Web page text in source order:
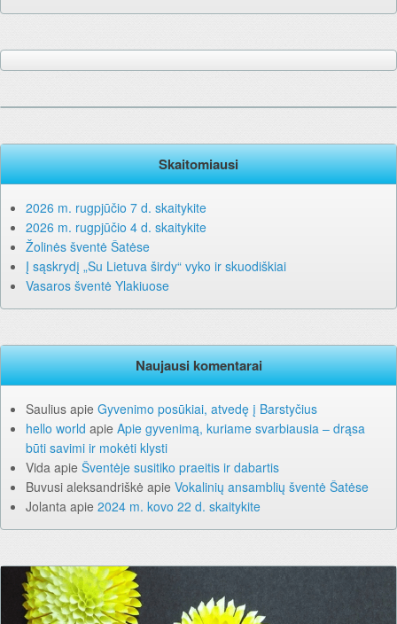
Skaitomiausi
2026 m. rugpjūčio 7 d. skaitykite
2026 m. rugpjūčio 4 d. skaitykite
Žolinės šventė Šatėse
Į sąskrydį „Su Lietuva širdy“ vyko ir skuodiškiai
Vasaros šventė Ylakiuose
Naujausi komentarai
Saulius apie Gyvenimo posūkiai, atvedę į Barstyčius
hello world apie Apie gyvenimą, kuriame svarbiausia – drąsa
būti savimi ir mokėti klysti
Vida apie Šventėje susitiko praeitis ir dabartis
Buvusi aleksandriškė apie Vokalinių ansamblių šventė Šatėse
Jolanta apie 2024 m. kovo 22 d. skaitykite